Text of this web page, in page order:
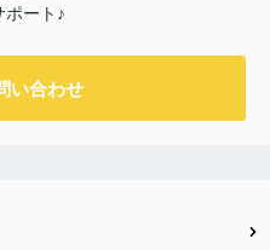
ポート♪
い合わせ